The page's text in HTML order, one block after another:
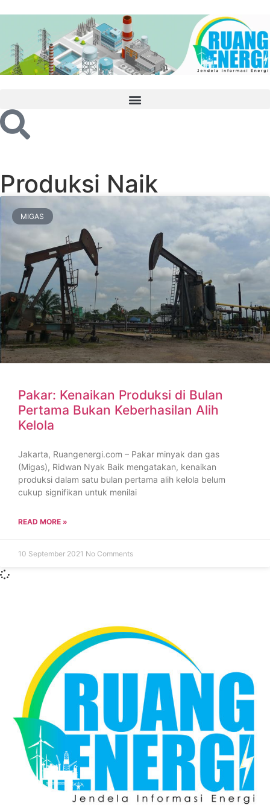
Produksi Naik
MIGAS
Pakar: Kenaikan Produksi di Bulan
Pertama Bukan Keberhasilan Alih
Kelola
Jakarta, Ruangenergi.com – Pakar minyak dan gas
(Migas), Ridwan Nyak Baik mengatakan, kenaikan
produksi dalam satu bulan pertama alih kelola belum
cukup signifikan untuk menilai
READ MORE »
10 September 2021 No Comments